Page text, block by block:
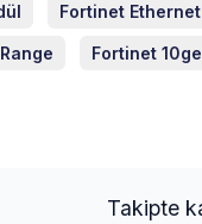
Fortinet
Fortinet
Takipte